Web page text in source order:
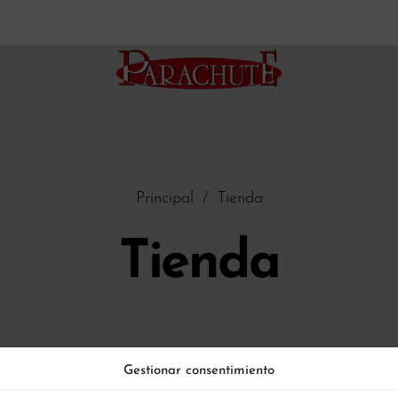
Gestionar consentimiento
Principal / Tienda
Tienda